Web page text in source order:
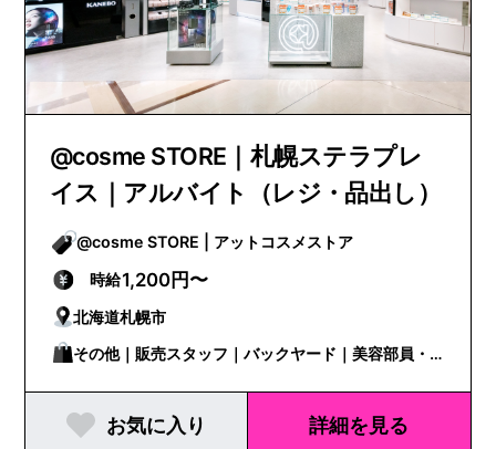
@cosme STORE｜札幌ステラプレ
イス｜アルバイト（レジ・品出し）
@cosme STORE | アットコスメストア
時給1,200円〜
北海道札幌市
その他｜販売スタッフ｜バックヤード｜美容部員・
BA
お気に入り 詳細を見る